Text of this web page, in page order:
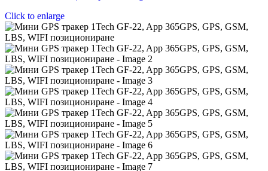
Click to enlarge